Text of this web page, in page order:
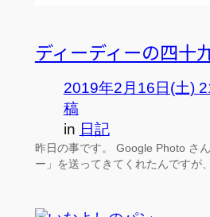
ディーディーの四十
2019年2月16日(土)
稿
in 日記
昨日の事です。 Google Photo さ
ー」を送ってきてくれたんですが